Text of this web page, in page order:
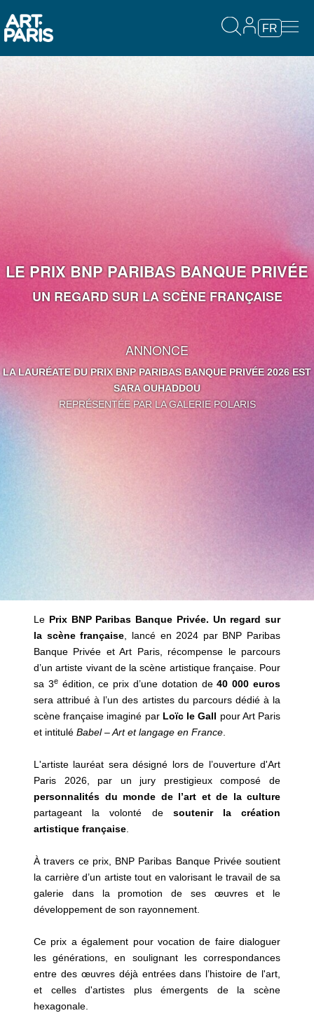
FR
LE PRIX BNP PARIBAS BANQUE PRIVÉE
UN REGARD SUR LA SCÈNE FRANÇAISE
ANNONCE
LA LAURÉATE DU PRIX BNP PARIBAS BANQUE PRIVÉE 2026 EST
SARA OUHADDOU
REPRÉSENTÉE PAR LA GALERIE POLARIS
Le Prix BNP Paribas Banque Privée. Un regard sur
la scène française , lancé en 2024 par BNP Paribas
Banque Privée et Art Paris, récompense le parcours
d’un artiste vivant de la scène artistique française. Pour
sa 3eédition, ce prix d’une dotation de40 000 euros
sera attribué à l’un des artistes du parcours dédié à la
scène française imaginé par Loïc le Gall pour Art Paris
et intitulé Babel – Art et langage en France
L'artiste lauréat sera désigné lors de l’ouverture d'Art
Paris 2026, par un jury prestigieux composé de
personnalités du monde de l’art et de la culture
partageant la volonté de soutenir la création
artistique française
À travers ce prix, BNP Paribas Banque Privée soutient
la carrière d’un artiste tout en valorisant le travail de sa
galerie dans la promotion de ses œuvres et le
développement de son rayonnement.
Ce prix a également pour vocation de faire dialoguer
les générations, en soulignant les correspondances
entre des œuvres déjà entrées dans l’histoire de l'art,
et celles d'artistes plus émergents de la scène
hexagonale.